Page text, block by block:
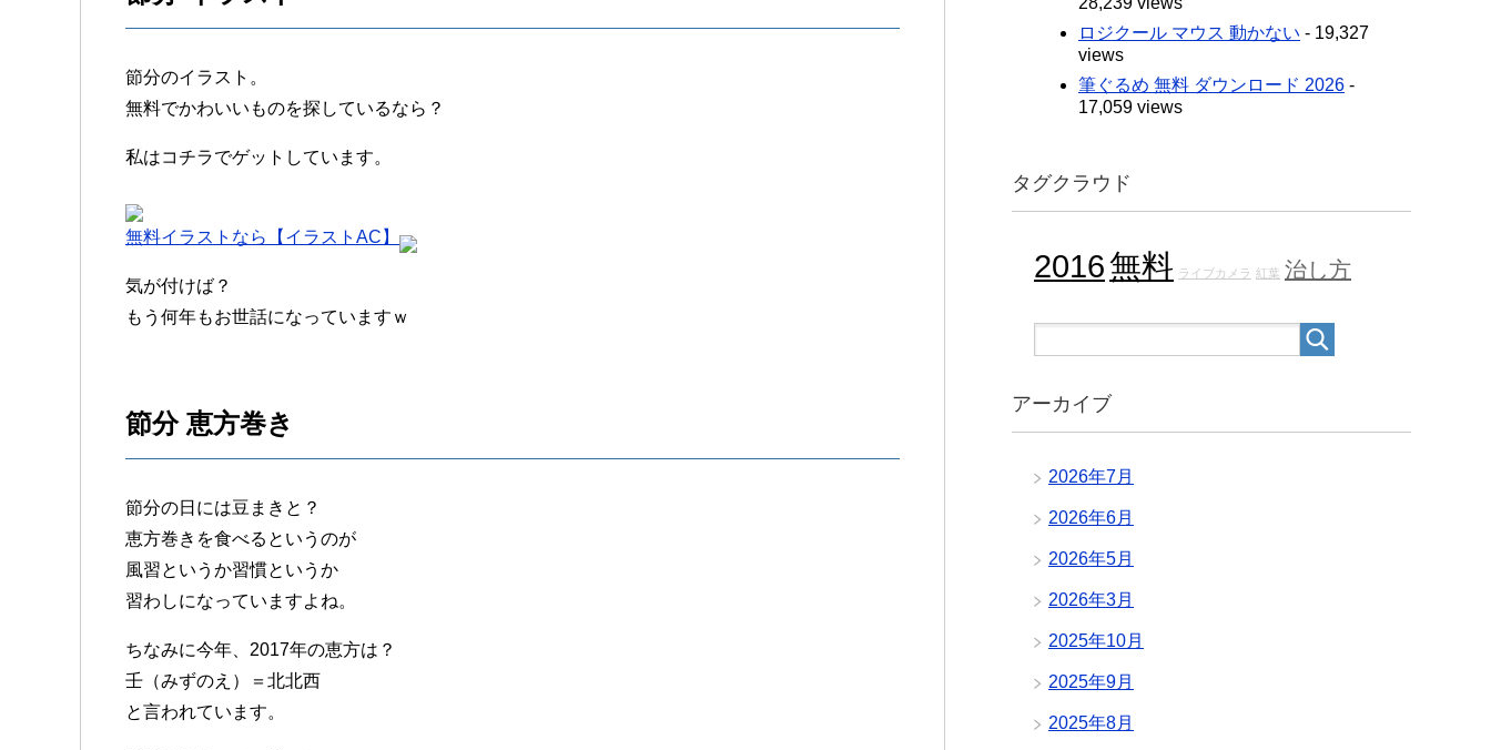
節分のイラスト。
無料でかわいいものを探しているなら？
私はコチラでゲットしています。
無料イラストなら【イラストAC】
気が付けば？
もう何年もお世話になっていますｗ
節分 恵方巻き
節分の日には豆まきと？
恵方巻きを食べるというのが
風習というか習慣というか
習わしになっていますよね。
ちなみに今年、2017年の恵方は？
壬（みずのえ）＝北北西
と言われています。
ロジクール マウス 動かない - 19,327
views
筆ぐるめ 無料 ダウンロード 2026 -
17,059 views
タグクラウド
2016無料 ライブカメラ 紅葉 治し方
アーカイブ
2026年7月
2026年6月
2026年5月
2026年3月
2025年10月
2025年9月
2025年8月